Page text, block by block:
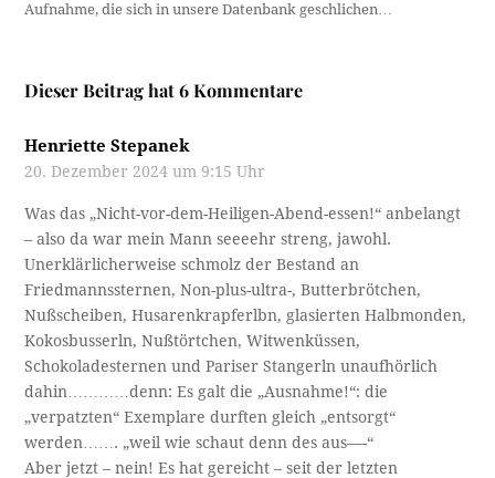
Aufnahme, die sich in unsere Datenbank geschlichen…
Dieser Beitrag hat 6 Kommentare
Henriette Stepanek
20. Dezember 2024 um 9:15 Uhr
Was das „Nicht-vor-dem-Heiligen-Abend-essen!“ anbelangt
– also da war mein Mann seeeehr streng, jawohl.
Unerklärlicherweise schmolz der Bestand an
Friedmannssternen, Non-plus-ultra-, Butterbrötchen,
Nußscheiben, Husarenkrapferlbn, glasierten Halbmonden,
Kokosbusserln, Nußtörtchen, Witwenküssen,
Schokoladesternen und Pariser Stangerln unaufhörlich
dahin…………denn: Es galt die „Ausnahme!“: die
„verpatzten“ Exemplare durften gleich „entsorgt“
werden……. „weil wie schaut denn des aus—-“
Aber jetzt – nein! Es hat gereicht – seit der letzten